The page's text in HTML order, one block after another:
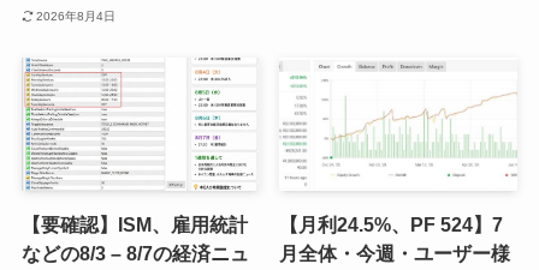
2026年8月4日
【要確認】ISM、雇用統計
などの8/3 – 8/7の経済ニュ
【月利24.5%、PF 524】7
月全体・今週・ユーザー様